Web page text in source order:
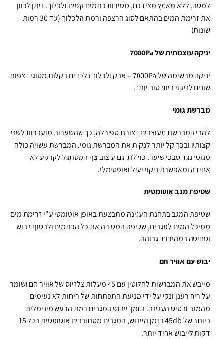
למטה, ללא מאמץ מצידכם, מסירות כתמים קשים ולכלוך. ניתן לכוון
את זרימת המים בהתאם לסוג הרצפה ורמת הלכלוך (עד 30 רמות
שונות)
יניקה עוצמתית של 7000Pa
יניקה מרשימה של 7000Pa – אבק ולכלוך נלכדים בקלות מסוגי רצפות
שונים לניקוי ביתי טוב יותר.
מברשת גומי
להבי המברשת מעוצבים בצורת ספירלה, כך שהשערות מועברות לשני
קצותיו ובכך קל יותר לנקות את המברשת גומי. המברשת עשויה כולה
מגומי נגד סבכי שיער. כוללת גם עיצוב צף המסתגל לקרקע לא
אחידה ומאפשרת ניקוי יעיל ואופטימלי.
שטיפת מגב אוטומטית
שטיפת המגב בתחנת העגינה מתבצעת באופן אוטומטי ע"י זרימת מים
ממיכל המים למגבים, שטיפה המסירה את כל הכתמים ולבסוף ייבוש
וסחיטה במהירות גבוהה.
יבוש עם אוויר חם
מייבש את המברשות לחלוטין עם 45 מעלות צלזיוס של אוויר חם ושומר
על ריח רענן ונקי על ידי מניעת התפתחות של ריחות לא נעימים
מהמגב ובסיס העגינה. הזמן ייבוש המגבים רמת הרעש מינימלית
ביותר של 45db בזמן הייבוש, המגבים מסתובבים אוטומטית בכל 15
דקות לייבוש אחיד יותר.